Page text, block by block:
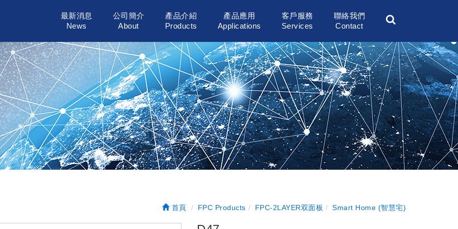
最新消息
News
公司簡介
About
產品介紹
Products
產品應用
Applications
客戶服務
Services
聯絡我們
Contact
首頁 FPC Products FPC-2LAYER双面板 Smart Home (智慧宅)